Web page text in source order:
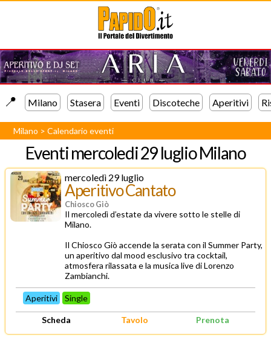
📍️ Milano Stasera Eventi Discoteche Aperitivi
Milano >Calendario eventi
Eventimercoledi 29 luglio Milano
mercoledì 29 luglio
Aperitivo Cantato
Chiosco Giò
Il mercoledì d’estate da vivere sotto le stelle di
Milano.
Il Chiosco Giò accende la serata con il Summer Party,
un aperitivo dal mood esclusivo tra cocktail,
atmosfera rilassata e la musica live di Lorenzo
Zambianchi.
Aperitivi Single
Scheda Tavolo Prenota